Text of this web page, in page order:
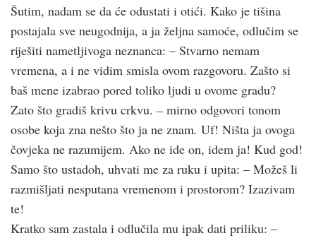
Šutim, nadam se da će odustati i otići. Kako je tišina
postajala sve neugodnija, a ja željna samoće, odlučim se
riješiti nametljivoga neznanca: – Stvarno nemam
vremena, a i ne vidim smisla ovom razgovoru. Zašto si
baš mene izabrao pored toliko ljudi u ovome gradu?
Zato što gradiš krivu crkvu. – mirno odgovori tonom
osobe koja zna nešto što ja ne znam. Uf! Ništa ja ovoga
čovjeka ne razumijem. Ako ne ide on, idem ja! Kud god!
Samo što ustadoh, uhvati me za ruku i upita: – Možeš li
razmišljati nesputana vremenom i prostorom? Izazivam
te!
Kratko sam zastala i odlučila mu ipak dati priliku: –